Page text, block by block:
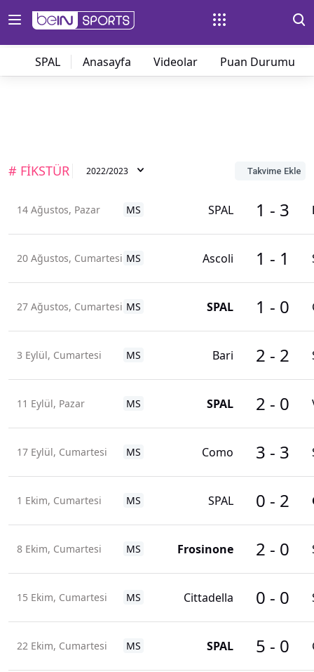
SPAL Anasayfa Videolar Puan Durumu
# FİKSTÜR 2022/2023 Takvime Ekle
14 Ağustos, Pazar MS SPAL 1 - 3
20 Ağustos, Cumartesi MS Ascoli 1 - 1
27 Ağustos, Cumartesi MS SPAL 1 - 0
3 Eylül, Cumartesi MS Bari 2 - 2
11 Eylül, Pazar MS SPAL 2 - 0
17 Eylül, Cumartesi MS Como 3 - 3
1 Ekim, Cumartesi MS SPAL 0 - 2
8 Ekim, Cumartesi MS Frosinone 2 - 0
15 Ekim, Cumartesi MS Cittadella 0 - 0
22 Ekim, Cumartesi MS SPAL 5 - 0